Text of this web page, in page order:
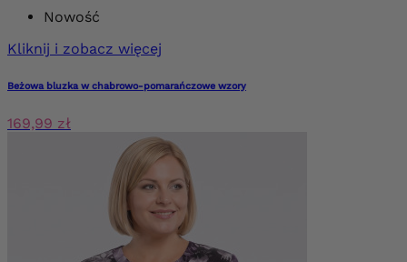
Nowość
Kliknij i zobacz więcej
Beżowa bluzka w chabrowo-pomarańczowe wzory
169,99 zł